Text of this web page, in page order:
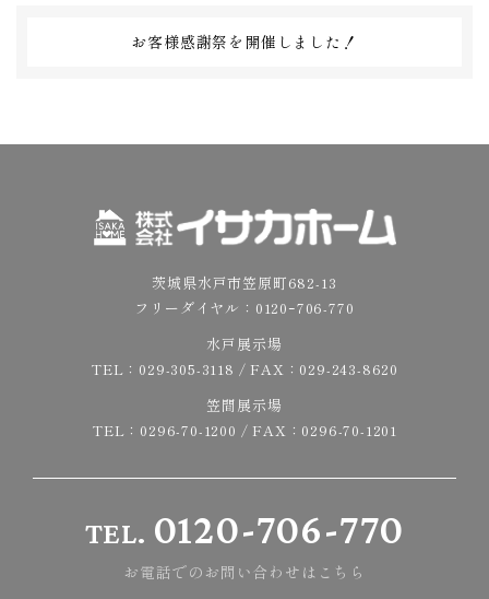
お客様感謝祭を開催しました！
茨城県水戸市笠原町682-13
フリーダイヤル： 0120ｰ706-770
水戸展示場
TEL： 029-305-3118 / FAX：029-243-8620
笠間展示場
TEL： 0296-70-1200 / FAX：0296-70-1201
TEL. 0120-706-770
お電話でのお問い合わせはこちら